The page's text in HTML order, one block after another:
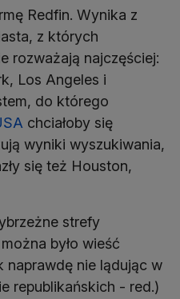
Redfin. Wynika z
z których
rozważają najczęściej:
Los Angeles i
do którego
chciałoby się
wyniki wyszukiwania,
się też Houston,
strefy
było wieść
naprawdę nie lądując w
republikańskich - red.)